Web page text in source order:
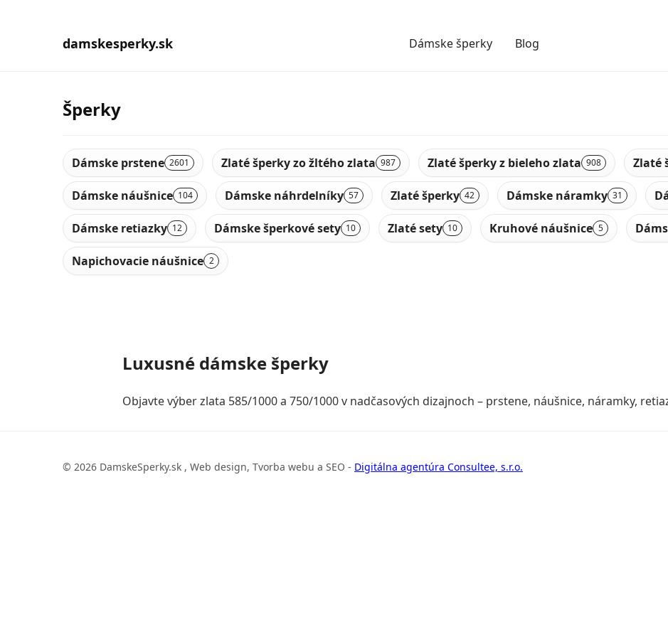
damskesperky.sk Dámske šperky Blog
Šperky
Dámske prstene 2601 Zlaté šperky zo žltého zlata 987 Zlaté šperky z bieleho zlata 908 Zlaté
Dámske náušnice 104 Dámske náhrdelníky 57 Zlaté šperky 42 Dámske náramky 31
Dámske retiazky 12 Dámske šperkové sety 10 Zlaté sety 10 Kruhové náušnice 5
Napichovacie náušnice 2
Luxusné dámske šperky
Objavte výber zlata 585/1000 a 750/1000 v nadčasových dizajnoch – prstene, náušnice, náramky,
© 2026 DamskeSperky.sk , Web design, Tvorba webu a SEO - Digitálna agentúra Consultee, s.r.o.